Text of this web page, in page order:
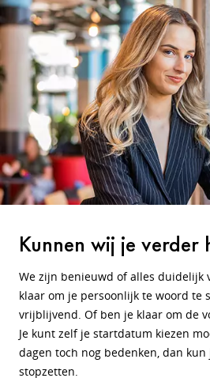
Kunnen wij je verder
We zijn benieuwd of alles duidelijk
klaar om je persoonlijk te woord te
vrijblijvend. Of ben je klaar om de
Je kunt zelf je startdatum kiezen
dagen toch nog bedenken, dan
stopzetten.